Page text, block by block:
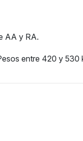
AA y RA.
entre 420 y 530